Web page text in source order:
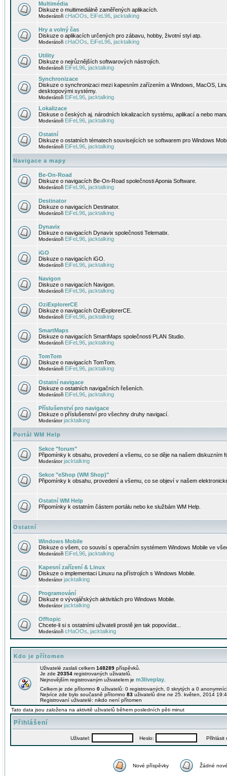
Multimédia
Diskuze o multimediálně zaměřených aplikacích.
Moderátoři cHaOOs EiFeL96 jacktalking
Hry a volný čas
Diskuze o aplikacích určených pro zábavu, hobby, životní styl atp.
Moderátoři cHaOOs EiFeL96 jacktalking
Utility
Diskuze o nejrůznějších softwarových nástrojích.
Moderátoři EiFeL96 jacktalking
Synchronizace
Diskuze o synchronizaci mezi kapesním zařízením a Windows, MacOS,
desktopovými systémy.
Moderátoři EiFeL96 jacktalking
Lokalizace
Diskuse o českých aj. národních lokalizacích systému, aplikací a nebo
Moderátoři EiFeL96 jacktalking
Ostatní
Diskuze o ostatních tématech souvisejících se softwarem pro Windows
Moderátoři EiFeL96 jacktalking
Navigace a mapy
Be-On-Road
Diskuze o navigacích Be-On-Road společnosti Aponia Software.
Moderátoři EiFeL96 jacktalking
Destinator
Diskuze o navigacích Destinator.
Moderátoři EiFeL96 jacktalking
Dynavix
Diskuze o navigacích Dynavix společnosti Telematix.
Moderátoři EiFeL96 jacktalking
iGO
Diskuze o navigacích iGO.
Moderátoři EiFeL96 jacktalking
Navigon
Diskuze o navigacích Navigon.
Moderátoři EiFeL96 jacktalking
OziExplorerCE
Diskuze o navigacích OziExplorerCE.
Moderátoři EiFeL96 jacktalking
SmartMaps
Diskuze o navigacích SmartMaps společnosti PLAN Studio.
Moderátoři EiFeL96 jacktalking
TomTom
Diskuze o navigacích TomTom.
Moderátoři EiFeL96 jacktalking
Ostatní navigace
Diskuze o ostatních navigačních řešeních.
Moderátoři EiFeL96 jacktalking
Příslušenství pro navigace
Diskuze o příslušenství pro všechny druhy navigací.
Moderátorjacktalking
Portál WM Help
Sekce "forum"
Připomínky k obsahu, provedení a všemu, co se děje na našem diskuzním
Moderátorjacktalking
Sekce "eShop (WM Shop)"
Připomínky k obsahu, provedení a všemu, co se objeví v našem
Ostatní WM Help
Připomínky k ostatním částem portálu nebo ke službám WM Help.
Ostatní
Windows Mobile
Diskuze o všem, co souvisí s operačním systémem Windows Mobile ve
Moderátoři EiFeL96 jacktalking
Kapesní zařízení & Linux
Diskuze o implementaci Linuxu na přístrojích s Windows Mobile.
Moderátorjacktalking
Programování
Diskuze o vývojářských aktivitách pro Windows Mobile.
Moderátorjacktalking
Offtopic
Chcete-li si s ostatními uživateli prostě jen tak popovídat...
Moderátoři cHaOOs jacktalking
Kdo je přítomen
Uživatelé zaslali celkem 148289 příspěvků.
Je zde 20354 registrovaných uživatelů.
Nejnovějším registrovaným uživatelem je m3liveplay
Celkem je zde přítomno 0 uživatelů: 0 registrovaných, 0 skrytých a 0
Nejvíce zde bylo současně přítomno 83 uživatelů dne ne 25. květen, 2014
Registrovaní uživatelé: nikdo není přítomen
Tato data jsou založena na aktivitě uživatelů během posledních pěti minut
Přihlášení
Uživatel: Heslo: Přihlásit
Nové příspěvky Žádné